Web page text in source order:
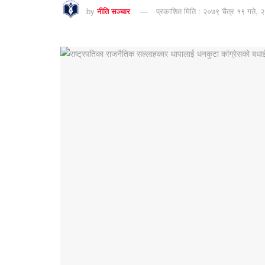
by नीति सञ्चार प्रकाशित मिति : २०७९ चैत्र १९ गते,